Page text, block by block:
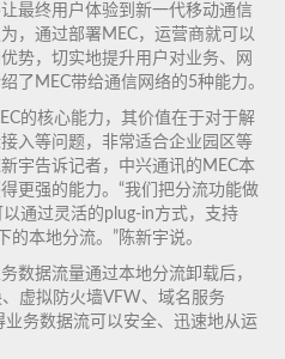
最终用户体验到新一代移动通信
，通过部署MEC，运营商就可以
势，切实地提升用户对业务、网
了MEC带给通信网络的5种能力。
的核心能力，其价值在于对于解
入等问题，非常适合企业园区等
宇告诉记者，中兴通讯的MEC本
更强的能力。“我们把分流功能做
通过灵活的plug-in方式，支持
的本地分流。”陈新宇说。
数据流量通过本地分流卸载后，
虚拟防火墙VFW、域名服务
务数据流可以安全、迅速地从运